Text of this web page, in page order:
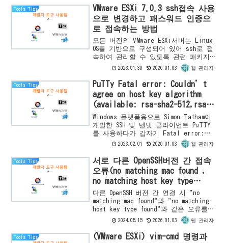
Tools Tips
VMware ESXi 7.0.3 ssh접속 사용
으로 변경하고 패스워드 인증으
로 접속하는 방법
모든 버전의 VMware ESXi서버는 Linux
OS를 기반으로 구성되어 있어 ssh로 접
속하여 관리할 수 있도록 관련 패키지가
기본으로 인스톨 되어 있습니다. 그러나
보안상 이유로 기본 설정은 비활성 상태
이기 때...
2023.01.30 2026.01.03 웹 관리자
Tools Tips
PuTTy Fatal error: Couldn’t
agree on host key algorithm
(available: rsa-sha2-512,rsa-
sha2-256,ecdsa-sha2-nistp256)
오류 해결하기
Windows 플랫폼용으로 Simon Tatham이
개발한 SSH 및 텔넷 클라이언트 PuTTY
를 사용하다가 갑자기 Fatal error:
Couldn't agree on host key
2023.02.01 2026.01.03 웹 관리자
Tools Tips
서로 다른 OpenSSH버전 간 접속
오류(no matching mac found ,
no matching host key type
found)
다른 OpenSSH 버전 간 연결 시 "no
matching mac found"와 "no matching
host key type found"와 같은 오류를
해결하는 방법을 ESXi 서버에서 설명합
2024.05.15 2026.01.03 웹 관리자
Tools Tips
(VMware ESXi) vim-cmd 명령과